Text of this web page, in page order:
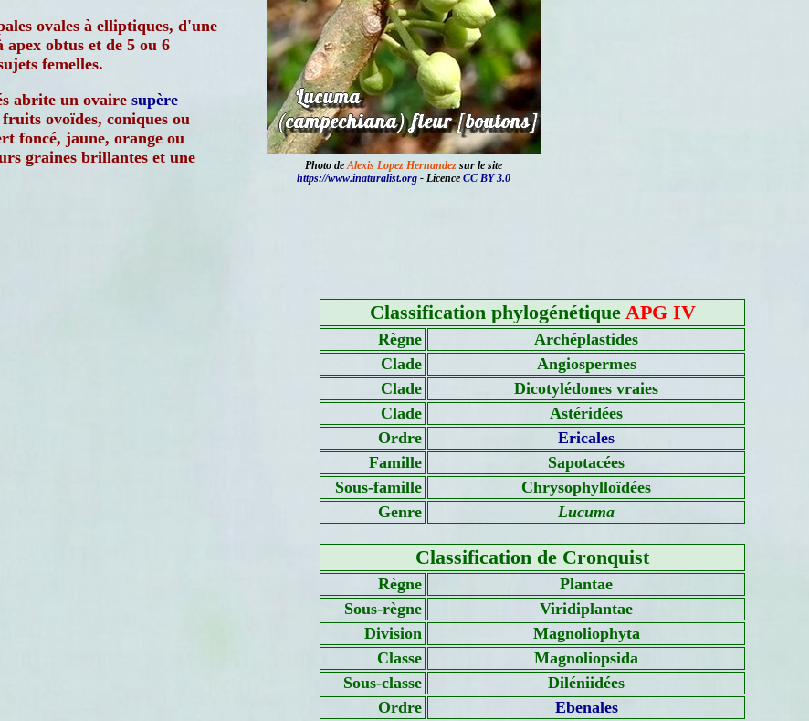
Photo deAlexis Lopez Hernandez sur le site
https://www.inaturalist.org - Licence CC BY 3.0
ovales à elliptiques, d'une
apex obtus et de 5 ou 6
femelles.
abrite un ovaire supère
ovoïdes, coniques ou
foncé, jaune, orange ou
graines brillantes et une
Classification phylogénétique APG IV
Règne
Archéplastides
Clade
Angiospermes
Clade
Dicotylédones vraies
Clade
Astéridées
Ordre
Ericales
Famille
Sapotacées
Sous-famille
Chrysophylloïdées
Genre
Lucuma
Classification de Cronquist
Règne
Plantae
Sous-règne
Viridiplantae
Division
Magnoliophyta
Classe
Magnoliopsida
Sous-classe
Diléniidées
Ordre
Ebenales